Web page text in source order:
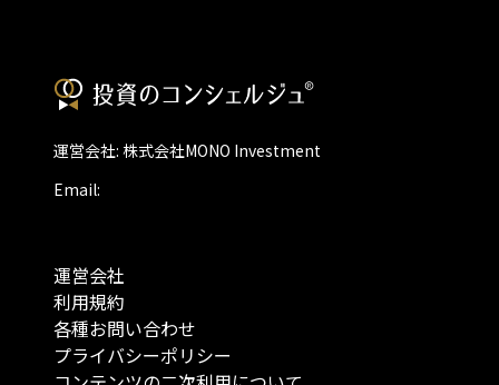
運営会社: 株式会社MONO Investment
Email:
運営会社
利用規約
各種お問い合わせ
プライバシーポリシー